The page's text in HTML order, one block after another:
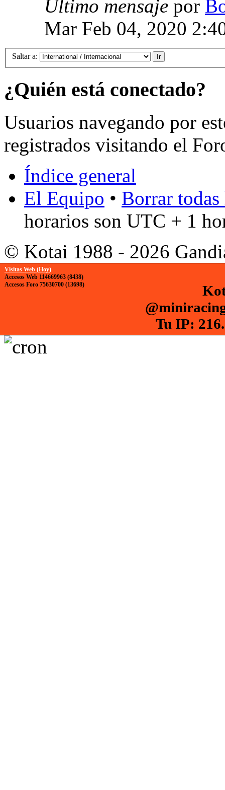
Último mensaje por
Mar Feb 04, 2020
Saltar a:
¿Quién está conectado?
Usuarios navegando por
registrados visitando el
Índice general
El Equipo • Borrar
horarios son UTC + 1
© Kotai 1988 - 2026
Visitas Web (Hoy)
Accesos Web 114669963 (8438)
Accesos Foro 75630700 (13698)
Tu IP: